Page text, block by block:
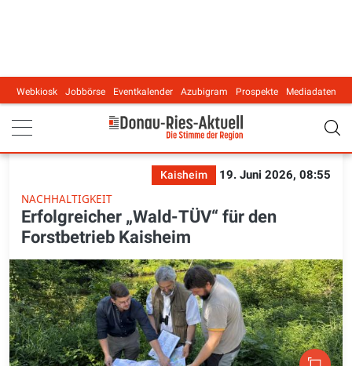
Main navigation
Webkiosk Jobbörse Eventkalender Azubigram Prospekte Mediadaten
Kaisheim
19. Juni 2026, 08:55
NACHHALTIGKEIT
Erfolgreicher „Wald-TÜV“ für den
Forstbetrieb Kaisheim